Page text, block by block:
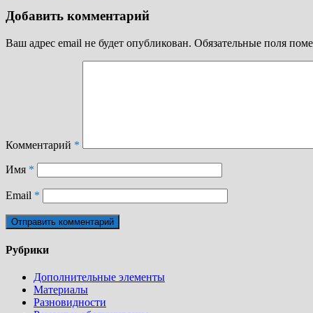
Добавить комментарий
Ваш адрес email не будет опубликован. Обязательные поля
Комментарий *
Имя *
Email *
Рубрики
Дополнительные элементы
Материалы
Разновидности